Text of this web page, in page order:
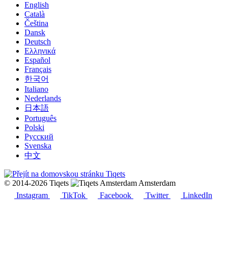
English
Català
Čeština
Dansk
Deutsch
Ελληνικά
Español
Français
한국어
Italiano
Nederlands
日本語
Português
Polski
Русский
Svenska
中文
© 2014-2026 Tiqets
Amsterdam
Instagram
TikTok Facebook Twitter LinkedIn